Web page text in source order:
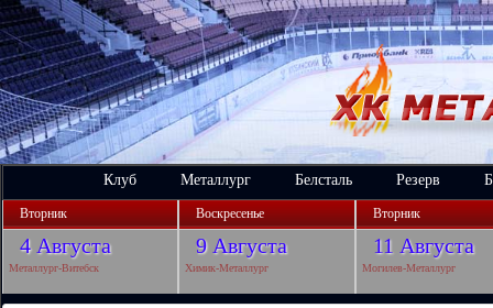
Клуб Металлург Белсталь Резерв
Вторник Воскресенье Вторник
4 Августа 9 Августа 11 Августа
Металлург-Витебск Химик-Металлург Могилев-Металлург